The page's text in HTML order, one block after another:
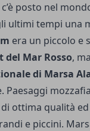
posto nel
ultimi tempi una
era un piccolo e
del Mar Rosso,
di Marsa
ottima qualità
e piccini.